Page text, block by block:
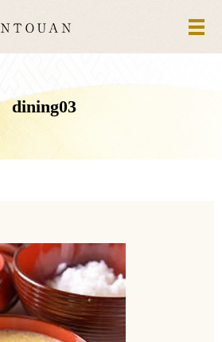
メ
dining03